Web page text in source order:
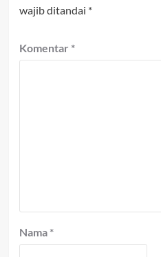
wajib ditandai *
Komentar *
Nama *